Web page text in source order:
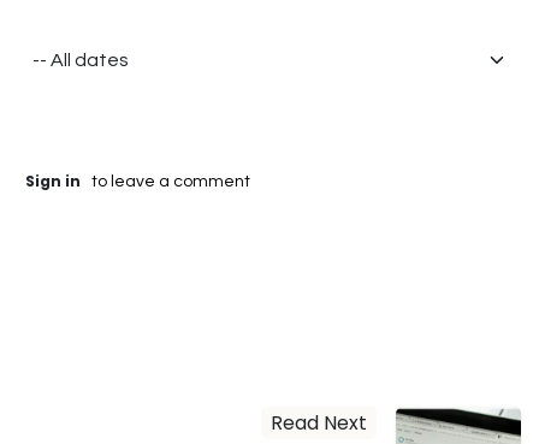
Sign in to leave a comment
Read Next